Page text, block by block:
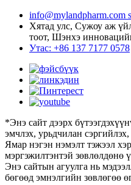
info@mylandpharm.com
Хятад улс, Сужоу аж
тоот, Шэнхэ
Утас: +86 137 7177 0578
*Энэ сайт дээрх
эмчлэх, урьдчилан
Ямар нэгэн нэмэлт тэжээл
мэргэжилтэнтэй зөвлөлдөнө
Энэ сайтын агуулга нь
бөгөөд эмнэлгийн зөвлөгөө